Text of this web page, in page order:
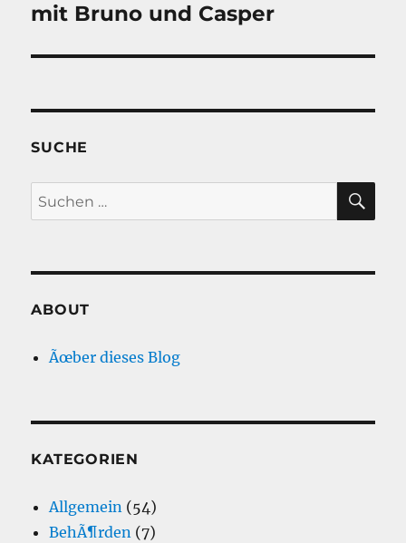
mit Bruno und Casper
SUCHE
Suche
nach:
ABOUT
Ãœber dieses Blog
KATEGORIEN
Allgemein (54)
BehÃ¶rden (7)